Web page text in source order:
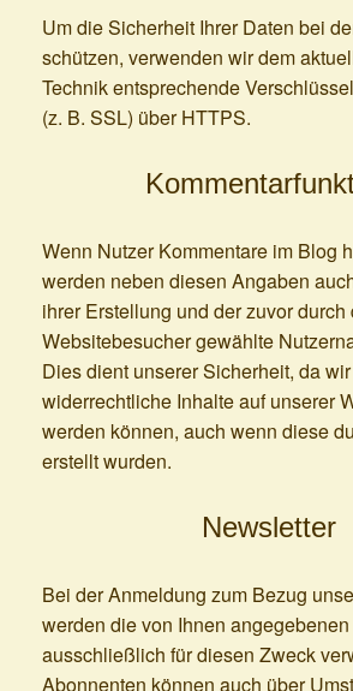
Um die Sicherheit Ihrer Daten bei
schützen, verwenden wir dem
Technik entsprechende
(z. B. SSL) über HTTPS.
Wenn Nutzer Kommentare im Blog
werden neben diesen Angaben
ihrer Erstellung und der zuvor durch
Websitebesucher gewählte
Dies dient unserer Sicherheit, da
widerrechtliche Inhalte auf unserer
werden können, auch wenn diese
erstellt wurden.
Newsletter
Bei der Anmeldung zum Bezug
werden die von Ihnen
ausschließlich für diesen Zweck
Abonnenten können auch über